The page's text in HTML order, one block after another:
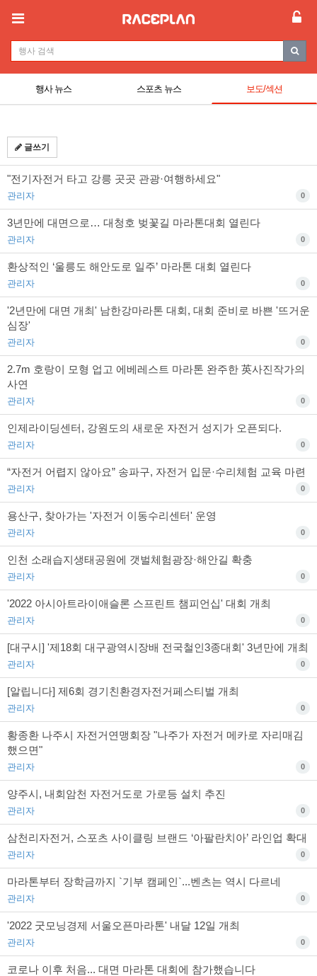
행사 뉴스 스포츠 뉴스 보도/섹션
글쓰기
"전기자전거 타고 강릉 곳곳 관광·여행하세요"
관리자 0
3년만에 대면으로… 대청호 벚꽃길 마라톤대회 열린다
관리자 0
환상적인 ‘울릉도 해안도로 일주’ 마라톤 대회 열린다
관리자 0
'2년만에 대면 개최' 남한강마라톤 대회, 대회 준비로 바쁜 '뜨거운
심장'
관리자 0
2.7m 호랑이 모형 업고 에베레스트 마라톤 완주한 英사진작가의
사연
관리자 0
인제라이딩센터, 강원도의 새로운 자전거 성지가 오픈되다.
관리자 0
“자전거 어렵지 않아요” 송파구, 자전거 입문·수리체험 교육 마련
관리자 0
용산구, 찾아가는 '자전거 이동수리센터' 운영
관리자 0
인천 소래습지생태공원에 갯벌체험광장·해안길 확충
관리자 0
'2022 아시아트라이애슬론 스프린트 챔피언십' 대회 개최
관리자 0
[대구시] '제18회 대구광역시장배 전국철인3종대회' 3년만에 개최
관리자 0
[알립니다] 제6회 경기친환경자전거페스티벌 개최
관리자 0
황종환 나주시 자전거연맹회장 "나주가 자전거 메카로 자리매김
했으면"
관리자 0
양주시, 내회암천 자전거도로 가로등 설치 추진
관리자 0
삼천리자전거, 스포츠 사이클링 브랜드 ‘아팔란치아’ 라인업 확대
관리자 0
마라톤부터 장학금까지 `기부 캠페인`...벤츠는 역시 다르네
관리자 0
'2022 굿모닝경제 서울오픈마라톤' 내달 12일 개최
관리자 0
코로나 이후 처음... 대면 마라톤 대회에 참가했습니다